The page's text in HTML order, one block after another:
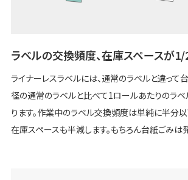
ラベルの交換頻度、在庫スペースが
ライナーレスラベルには、通常のラベルと違って
径の通常のラベルと比べて1ロールあたりのラ
ります。作業中のラベル交換頻度は単純に半分
在庫スペースも半減します。もちろん台紙ごみは